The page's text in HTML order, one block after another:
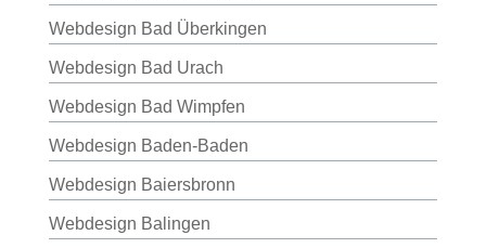
Webdesign Bad Überkingen
Webdesign Bad Urach
Webdesign Bad Wimpfen
Webdesign Baden-Baden
Webdesign Baiersbronn
Webdesign Balingen